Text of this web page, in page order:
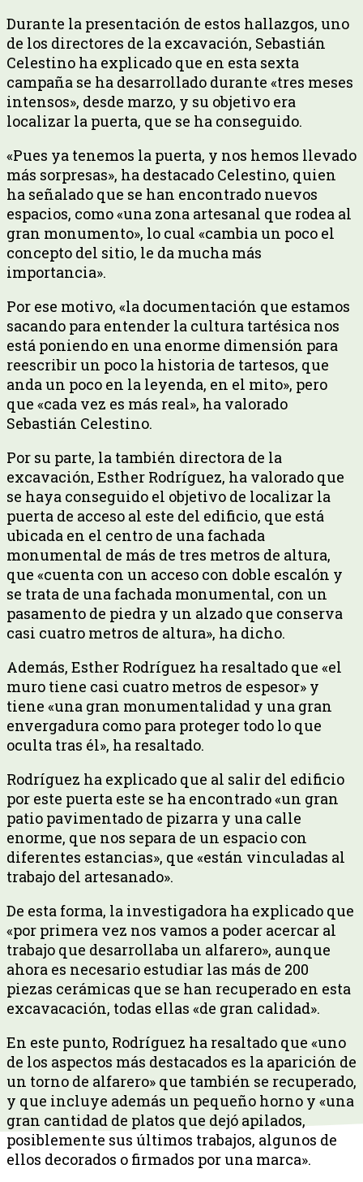
Durante la presentación de estos hallazgos, uno
de los directores de la excavación, Sebastián
Celestino ha explicado que en esta sexta
campaña se ha desarrollado durante «tres meses
intensos», desde marzo, y su objetivo era
localizar la puerta, que se ha conseguido.
«Pues ya tenemos la puerta, y nos hemos llevado
más sorpresas», ha destacado Celestino, quien
ha señalado que se han encontrado nuevos
espacios, como «una zona artesanal que rodea al
gran monumento», lo cual «cambia un poco el
concepto del sitio, le da mucha más
importancia».
Por ese motivo, «la documentación que estamos
sacando para entender la cultura tartésica nos
está poniendo en una enorme dimensión para
reescribir un poco la historia de tartesos, que
anda un poco en la leyenda, en el mito», pero
que «cada vez es más real», ha valorado
Sebastián Celestino.
Por su parte, la también directora de la
excavación, Esther Rodríguez, ha valorado que
se haya conseguido el objetivo de localizar la
puerta de acceso al este del edificio, que está
ubicada en el centro de una fachada
monumental de más de tres metros de altura,
que «cuenta con un acceso con doble escalón y
se trata de una fachada monumental, con un
pasamento de piedra y un alzado que conserva
casi cuatro metros de altura», ha dicho.
Además, Esther Rodríguez ha resaltado que «el
muro tiene casi cuatro metros de espesor» y
tiene «una gran monumentalidad y una gran
envergadura como para proteger todo lo que
oculta tras él», ha resaltado.
Rodríguez ha explicado que al salir del edificio
por este puerta este se ha encontrado «un gran
patio pavimentado de pizarra y una calle
enorme, que nos separa de un espacio con
diferentes estancias», que «están vinculadas al
trabajo del artesanado».
De esta forma, la investigadora ha explicado que
«por primera vez nos vamos a poder acercar al
trabajo que desarrollaba un alfarero», aunque
ahora es necesario estudiar las más de 200
piezas cerámicas que se han recuperado en esta
excavacación, todas ellas «de gran calidad».
En este punto, Rodríguez ha resaltado que «uno
de los aspectos más destacados es la aparición de
un torno de alfarero» que también se recuperado,
y que incluye además un pequeño horno y «una
gran cantidad de platos que dejó apilados,
posiblemente sus últimos trabajos, algunos de
ellos decorados o firmados por una marca».